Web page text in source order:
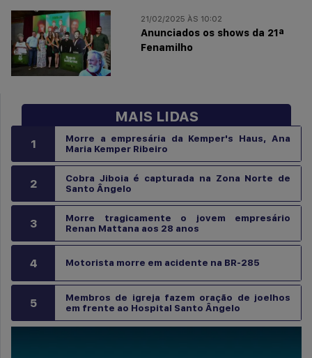
21/02/2025 ÀS 10:02
Anunciados os shows da 21ª
Fenamilho
MAIS LIDAS
1
Morre a empresária da Kemper's Haus, Ana
Maria Kemper Ribeiro
2
Cobra Jiboia é capturada na Zona Norte de
Santo Ângelo
3
Morre tragicamente o jovem empresário
Renan Mattana aos 28 anos
4 Motorista morre em acidente na BR-285
5
Membros de igreja fazem oração de joelhos
em frente ao Hospital Santo Ângelo